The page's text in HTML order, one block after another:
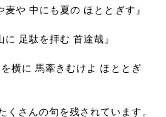
や 中にも夏の ほととぎす』
足駄を拝む 首途哉』
横に 馬牽きむけよ ほととぎ
くさんの句を残されています。